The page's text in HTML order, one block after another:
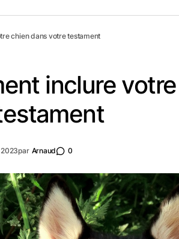
chien dans votre testament
inclure
2023par Arnaud 0